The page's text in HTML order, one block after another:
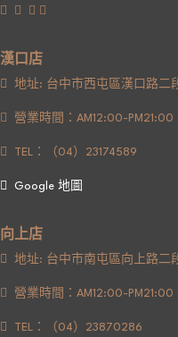
漢口店
地址: 台中市西屯區漢口路二
營業時間：AM12:00-
TEL：（04）23174589
Google 地圖
向上店
地址: 台中市南屯區向上路二
營業時間：AM12:00-
TEL：（04）23870286